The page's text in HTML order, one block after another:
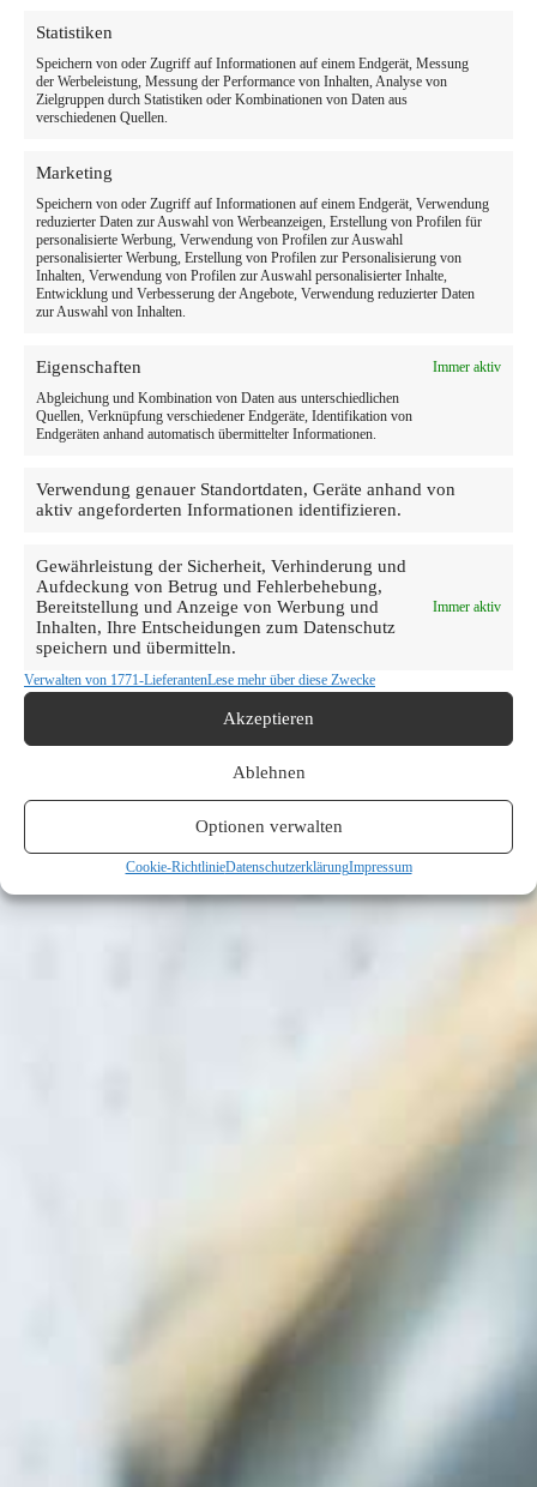
Statistiken
Speichern von oder Zugriff auf Informationen auf einem Endgerät, Messung
der Werbeleistung, Messung der Performance von Inhalten, Analyse von
Zielgruppen durch Statistiken oder Kombinationen von Daten aus
verschiedenen Quellen.
Marketing
Speichern von oder Zugriff auf Informationen auf einem Endgerät, Verwendung
reduzierter Daten zur Auswahl von Werbeanzeigen, Erstellung von Profilen für
personalisierte Werbung, Verwendung von Profilen zur Auswahl
personalisierter Werbung, Erstellung von Profilen zur Personalisierung von
Inhalten, Verwendung von Profilen zur Auswahl personalisierter Inhalte,
Entwicklung und Verbesserung der Angebote, Verwendung reduzierter Daten
zur Auswahl von Inhalten.
Eigenschaften
Immer aktiv
Abgleichung und Kombination von Daten aus unterschiedlichen
Quellen, Verknüpfung verschiedener Endgeräte, Identifikation von
Endgeräten anhand automatisch übermittelter Informationen.
Verwendung genauer Standortdaten, Geräte anhand von
aktiv angeforderten Informationen identifizieren.
Gewährleistung der Sicherheit, Verhinderung und
Aufdeckung von Betrug und Fehlerbehebung,
Bereitstellung und Anzeige von Werbung und
Inhalten, Ihre Entscheidungen zum Datenschutz
speichern und übermitteln.
Immer aktiv
Verwalten von 1771-LieferantenLese mehr über diese Zwecke
Akzeptieren
Ablehnen
Optionen verwalten
Cookie-RichtlinieDatenschutzerklärungImpressum